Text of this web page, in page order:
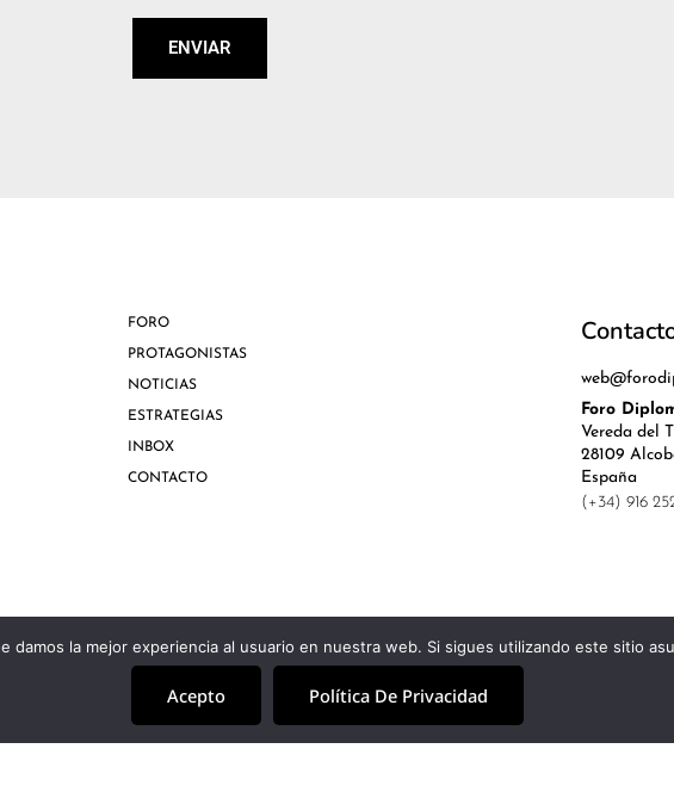
ENVIAR
FORO
PROTAGONISTAS
NOTICIAS
ESTRATEGIAS
INBOX
CONTACTO
Foro
Vereda del
28109
España
(+34) 916
damos la mejor experiencia al usuario en nuestra web. Si sigues utilizando este sitio
Acepto Política De Privacidad